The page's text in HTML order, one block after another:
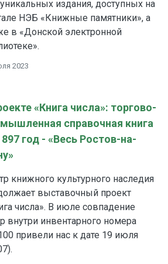
издания, доступных на
НЭБ «Книжные памятники», а
в «Донской электронной
2023
«Книга числа»: торгово-
справочная книга
год - «Весь Ростов-на-
книжного культурного наследия
выставочный проект
числа». В июле совпадение
внутри инвентарного номера
привели нас к дате 19 июля